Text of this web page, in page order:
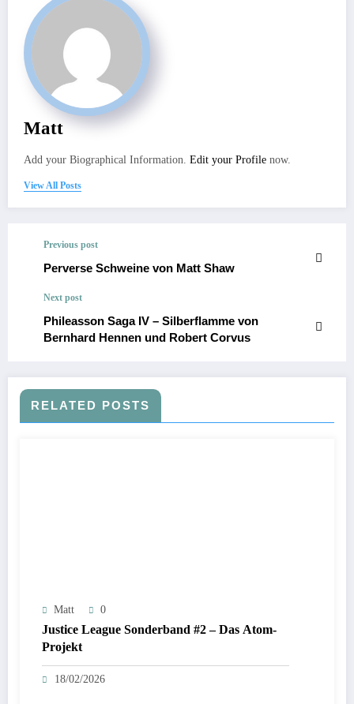
Matt
Add your Biographical Information. Edit your Profile now.
View All Posts
Previous post
Perverse Schweine von Matt Shaw
Next post
Phileasson Saga IV – Silberflamme von
Bernhard Hennen und Robert Corvus
RELATED POSTS
Matt 0
Justice League Sonderband #2 – Das Atom-
Projekt
18/02/2026